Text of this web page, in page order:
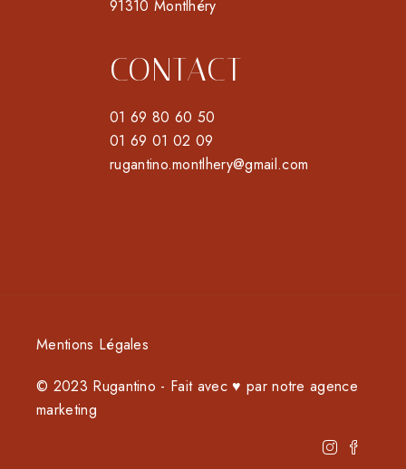
91310 Montlhéry
CONTACT
01 69 80 60 50
01 69 01 02 09
rugantino.montlhery@gmail.com
Mentions Légales
© 2023 Rugantino - Fait avec ♥ par notreagence
marketing